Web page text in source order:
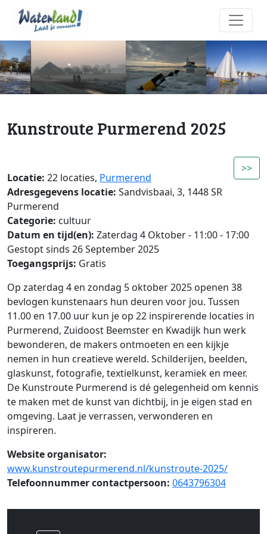
Kunstroute Purmerend 2025
>>
Locatie: 22 locaties, Purmerend
Adresgegevens locatie: Sandvisbaai, 3, 1448 SR
Purmerend
Categorie: cultuur
Datum en tijd(en): Zaterdag 4 Oktober - 11:00 - 17:00
Gestopt sinds 26 September 2025
Toegangsprijs: Gratis
Op zaterdag 4 en zondag 5 oktober 2025 openen 38
bevlogen kunstenaars hun deuren voor jou. Tussen
11.00 en 17.00 uur kun je op 22 inspirerende locaties in
Purmerend, Zuidoost Beemster en Kwadijk hun werk
bewonderen, de makers ontmoeten en een kijkje
nemen in hun creatieve wereld. Schilderijen, beelden,
glaskunst, fotografie, textielkunst, keramiek en meer.
De Kunstroute Purmerend is dé gelegenheid om kennis
te maken met de kunst van dichtbij, in je eigen stad en
omgeving. Laat je verrassen, verwonderen en
inspireren.
Website organisator:
www.kunstroutepurmerend.nl/kunstroute-2025/
Telefoonnummer contactpersoon: 0643796304